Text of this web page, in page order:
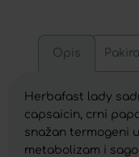
Opis
Herbafast lady
capsaicin, crni
snažan termogeni
metabolizam i